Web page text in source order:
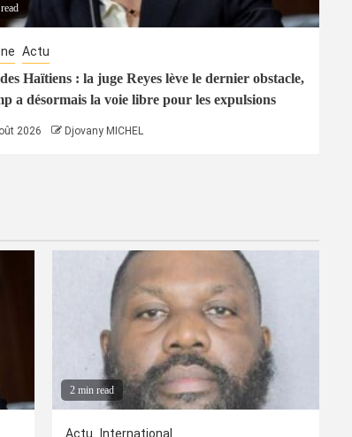
Actu
Haïtiens : la juge Reyes lève le dernier obstacle,
a désormais la voie libre pour les expulsions
2026 Djovany MICHEL
2 min read
Actu International